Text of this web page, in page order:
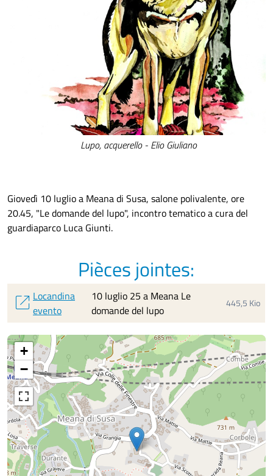
Lupo, acquerello - Elio Giuliano
Giovedì 10 luglio a Meana di Susa, salone polivalente, ore
20.45, "Le domande del lupo", incontro tematico a cura del
guardiaparco Luca Giunti.
Pièces jointes:
open_in_new Locandina
evento
10 luglio 25 a Meana Le
domande del lupo
445,5 Kio
+
−